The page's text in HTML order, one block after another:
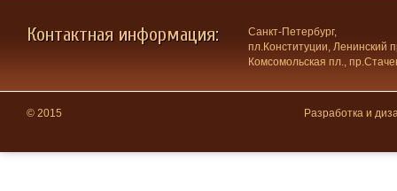
Контактная информация:
Санкт-Петербург,
пл.Конституции, Ленинский
Комсомольская пл.,
© 2015 Разработка и